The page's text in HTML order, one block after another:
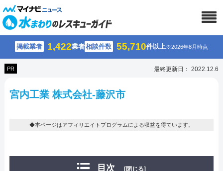
掲載業者 1,422業者相談件数 55,710件以上※2026年8月時点
PR 最終更新日： 2022.12.6
宮内工業 株式会社-藤沢市
◆本ページはアフィリエイトプログラムによる収益を得ています。
目次 [閉じる]